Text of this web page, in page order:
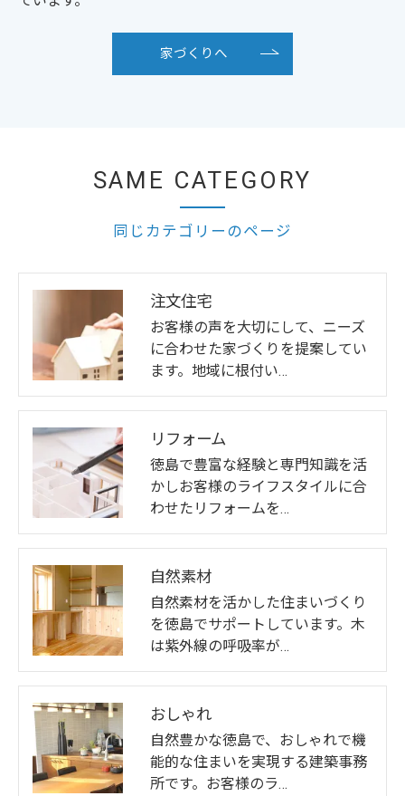
家づくりへ
同じカテゴリーのページ
SAME CATEGORY
注文住宅
お客様の声を大切にして、ニーズ
に合わせた家づくりを提案してい
ます。地域に根付い…
リフォーム
徳島で豊富な経験と専門知識を活
かしお客様のライフスタイルに合
わせたリフォームを…
自然素材
自然素材を活かした住まいづくり
を徳島でサポートしています。木
は紫外線の呼吸率が…
おしゃれ
自然豊かな徳島で、おしゃれで機
能的な住まいを実現する建築事務
所です。お客様のラ…